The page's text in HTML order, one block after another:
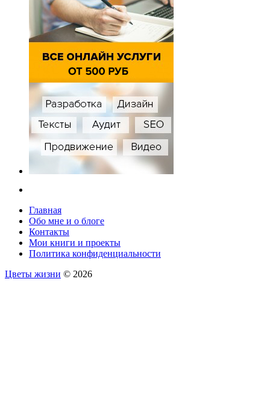
Главная
Обо мне и о блоге
Контакты
Мои книги и проекты
Политика конфиденциальности
Цветы жизни © 2026